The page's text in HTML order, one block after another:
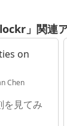
」関連
on
Chen
を見てみ